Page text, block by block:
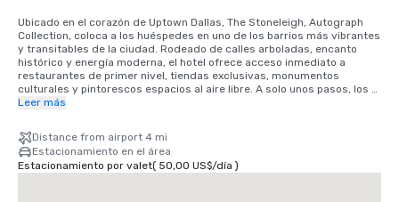
Ubicado en el corazón de Uptown Dallas, The Stoneleigh, Autograph
Collection, coloca a los huéspedes en uno de los barrios más vibrantes
y transitables de la ciudad. Rodeado de calles arboladas, encanto
histórico y energía moderna, el hotel ofrece acceso inmediato a
restaurantes de primer nivel, tiendas exclusivas, monumentos
culturales y pintorescos espacios al aire libre. A solo unos pasos, los
huéspedes pueden explorar Turtle Creek y Katy Trail, que ofrecen
caminar, correr o andar en bicicleta. Las atracciones cercanas
incluyen el Museo de Arte de Dallas, el Nasher Sculpture Center, el
NorthPark Center y el American Airlines Center, sede de los Dallas
Mavericks y de los principales eventos de entretenimiento.
Leer más
Distance from airport 4 mi
Estacionamiento en el área
Estacionamiento por valet( 50,00 US$/día )